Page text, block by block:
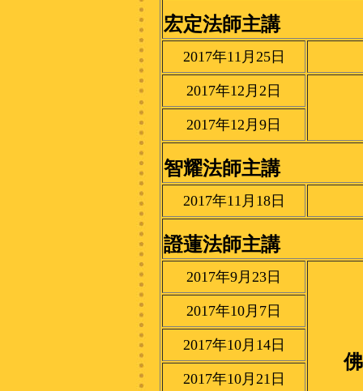
宏定法師主講
2017年11月25日
2017年12月2日
2017年12月9日
智耀法師主講
2017年11月18日
證蓮法師主講
2017年9月23日
2017年10月7日
2017年10月14日
2017年10月21日